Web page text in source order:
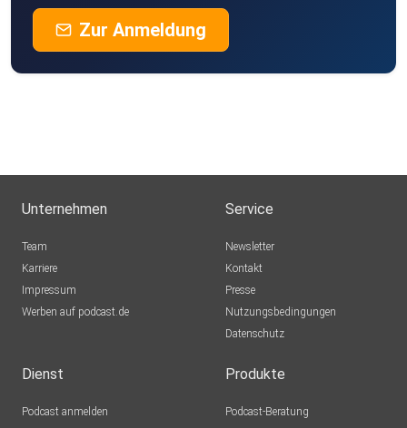
Zur Anmeldung
Unternehmen
Team
Karriere
Impressum
Werben auf podcast.de
Service
Newsletter
Kontakt
Presse
Nutzungsbedingungen
Datenschutz
Dienst
Podcast anmelden
Produkte
Podcast-Beratung